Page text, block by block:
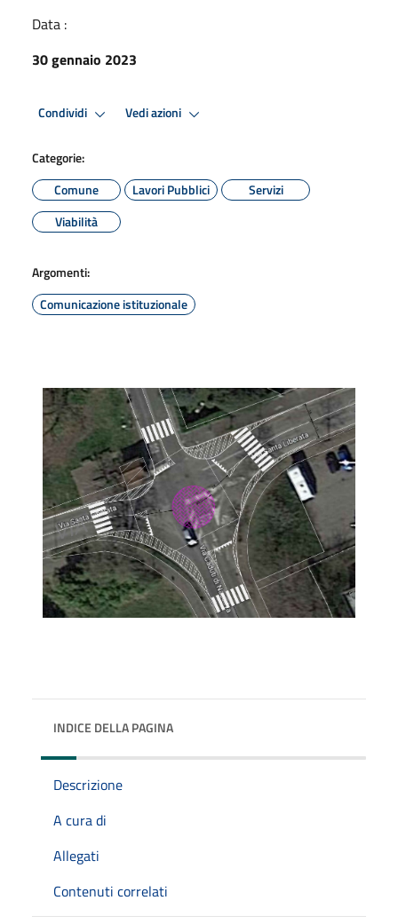
Data :
30 gennaio 2023
Condividi Vedi azioni
Categorie:
Comune
Lavori Pubblici
Servizi
Viabilità
Argomenti:
Comunicazione istituzionale
INDICE DELLA PAGINA
Descrizione
A cura di
Allegati
Contenuti correlati